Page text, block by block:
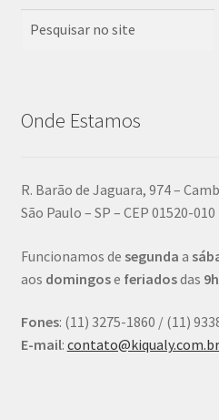
Onde Estamos
R. Barão de Jaguara, 974 –
São Paulo – SP – CEP 01520-010
Funcionamos de segunda a
aos domingose feriadosdas
Fones: (11) 3275-1860 / (11)
E-mail: contato@kiqualy.com.br